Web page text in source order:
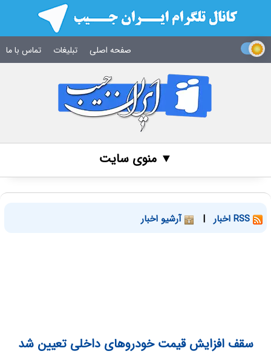
صفحه اصلی تبلیغات تماس با ما
▼ منوی سایت
| آرشیو اخبار
سقف افزایش قیمت خودروهای داخلی تعیین شد